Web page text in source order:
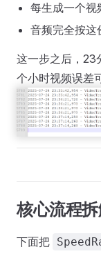
每生成一个视
音频完全按这
这一步之后，23
个小时视频误差
核心流程
下面把